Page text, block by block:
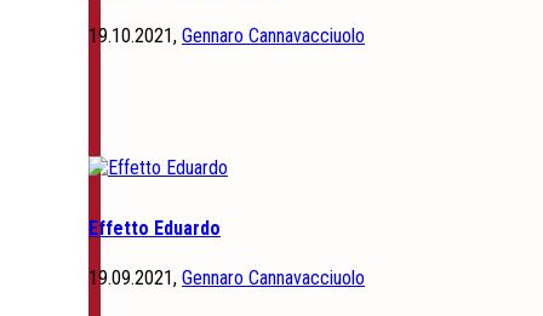
19.10.2021, Gennaro Cannavacciuolo
Effetto Eduardo
19.09.2021, Gennaro Cannavacciuolo